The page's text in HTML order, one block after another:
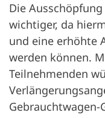
Die
wichtiger, da
und eine erhöhte
werden können.
Teilnehmenden